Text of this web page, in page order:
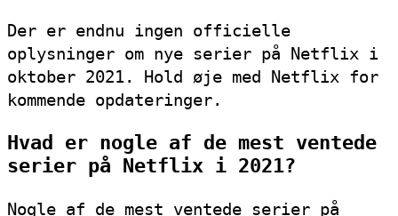
Der er endnu ingen officielle
oplysninger om nye serier på Netflix i
oktober 2021. Hold øje med Netflix for
kommende opdateringer.
Hvad er nogle af de mest ventede
serier på Netflix i 2021?
Nogle af de mest ventede serier på